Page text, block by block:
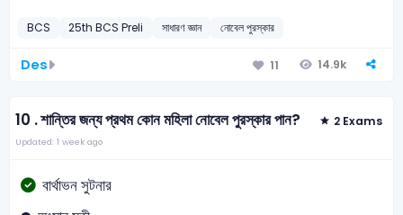
BCS 25th BCS Preli সাধারণ জ্ঞান নোবেল পুরস্কার
Des 11 14.9k
10 .শান্তির জন্য প্রথম কোন মহিলা নোবেল পুরস্কার পান? 2 Exams
Updated: 1 week ago
বার্থাভন সুটনার